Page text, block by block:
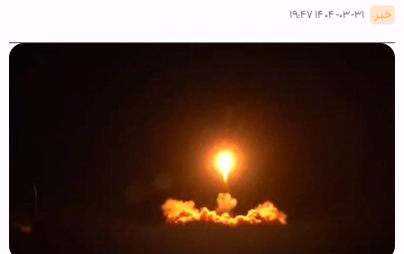
خبر ۱۴۰۴-۰۳-۳۱ ۱۹:۴۷